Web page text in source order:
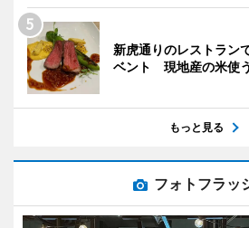
新虎通りのレストラン
ベント 現地産の米使う
もっと見る
フォトフラッ